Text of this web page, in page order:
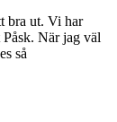
bra ut. Vi har
När jag väl
så